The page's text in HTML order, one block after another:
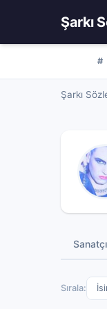
Şarkı
#
Şarkı
Sırala: